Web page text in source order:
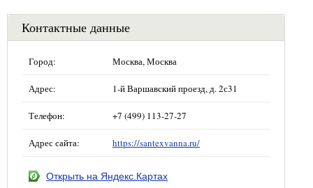
Контактные данные
Город: Москва, Москва
Адрес: 1-й Варшавский проезд, д. 2с31
Телефон: +7 (499) 113-27-27
Адрес сайта: https://santexvanna.ru/
Открыть на Яндекс.Картах